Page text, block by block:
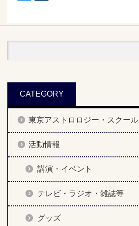
CATEGORY
東京アストロロジー・スクール
活動情報
講演・イベント
テレビ・ラジオ・雑誌等
グッズ